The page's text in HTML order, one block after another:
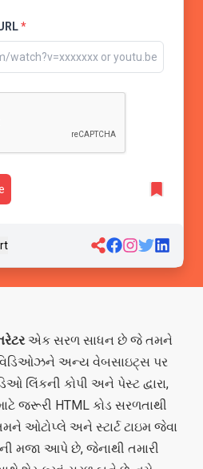
*
એક સરળ સાધન છે જે તમને
વિડિઓઝને અન્ય વેબસાઇટ્સ પર
લિંકની કોપી અને પેસ્ટ દ્વારા,
જરૂરી HTML કોડ સરળતાથી
ઓટોપ્લે અને સ્ટાર્ટ ટાઇમ જેવા
મજા આપે છે, જેનાથી તમારી